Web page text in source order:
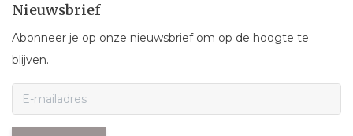
Nieuwsbrief
Abonneer je op onze nieuwsbrief om op de hoogte te
blijven.